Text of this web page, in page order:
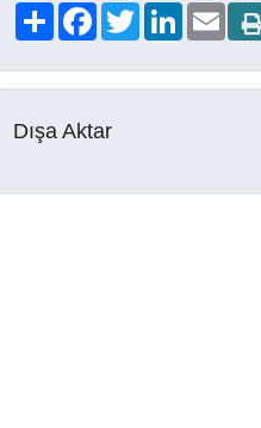
ShareFacebookTwitterLinkedIn
Email
Dışa Aktar